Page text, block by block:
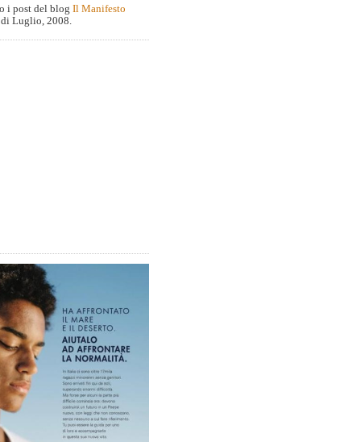
i post del blog Il Manifesto
Luglio, 2008.